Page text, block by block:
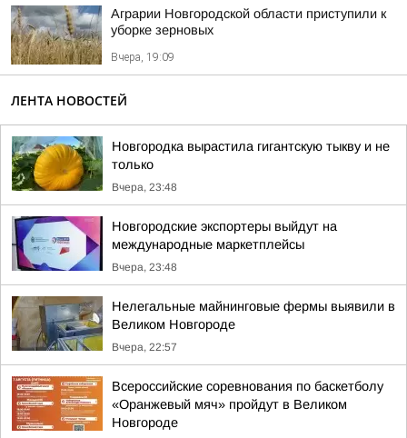
Аграрии Новгородской области приступили к
уборке зерновых
Вчера, 19:09
ЛЕНТА НОВОСТЕЙ
Новгородка вырастила гигантскую тыкву и не
только
Вчера, 23:48
Новгородские экспортеры выйдут на
международные маркетплейсы
Вчера, 23:48
Нелегальные майнинговые фермы выявили в
Великом Новгороде
Вчера, 22:57
Всероссийские соревнования по баскетболу
«Оранжевый мяч» пройдут в Великом
Новгороде